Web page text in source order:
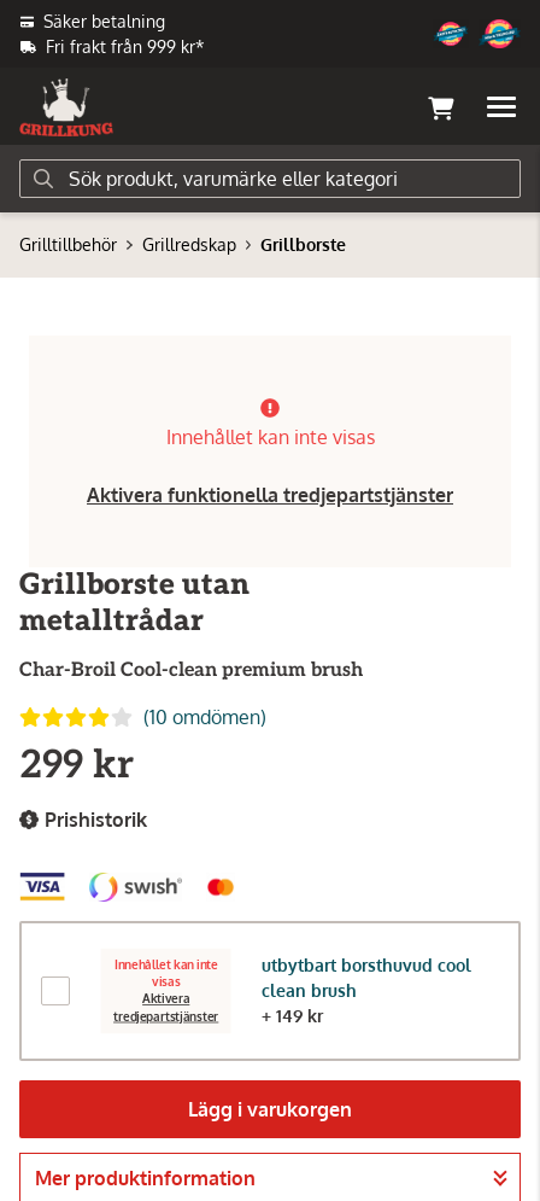
Säker betalning
Fri frakt från 999 kr*
Grilltillbehör Grillredskap Grillborste
Innehållet kan inte visas
Aktivera funktionella tredjepartstjänster
Grillborste utan
metalltrådar
Char-Broil Cool-clean premium brush
(10 omdömen)
299 kr
Prishistorik
Innehållet kan inte
visas
Aktivera
tredjepartstjänster
utbytbart borsthuvud cool
clean brush
+ 149 kr
Lägg i varukorgen
Gå till kassan
Mer produktinformation